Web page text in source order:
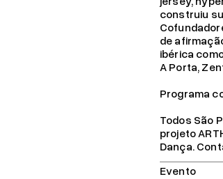
construiu
de
ibérica
A Porta,
Programa
Todos São
projeto
Dança.
Evento